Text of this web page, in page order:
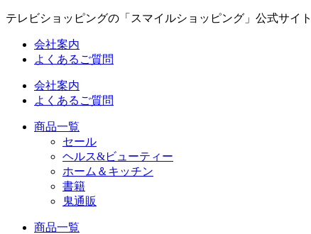
コ
テレビショッピングの「スマイルショッピング」公式サイト
会社案内
よくあるご質問
会社案内
よくあるご質問
商品一覧
セール
ヘルス&ビューティー
ホーム＆キッチン
書籍
鬼通販
商品一覧